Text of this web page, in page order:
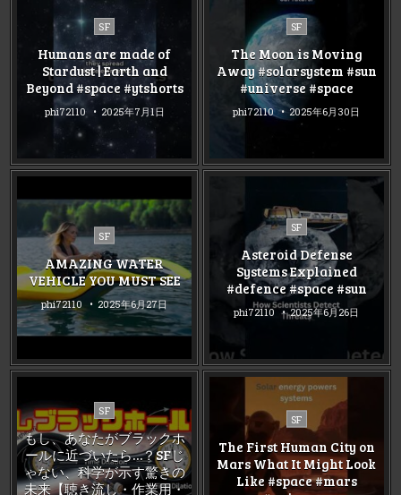
Posted
in
SF
Humans are made of
Stardust | Earth and
Beyond #space #ytshorts
phi72110 2025年7月1日
Posted
in
SF
The Moon is Moving
Away #solarsystem #sun
#universe #space
phi72110 2025年6月30日
Posted
in
SF
AMAZING WATER
VEHICLE YOU MUST SEE
phi72110 2025年6月27日
Posted
in
SF
Asteroid Defense
Systems Explained
#defence #space #sun
phi72110 2025年6月26日
Posted
in
SF
もし、あなたがブラックホ
ールに近づいたら…？SFじ
ゃない、科学が示す驚きの
未来【聴き流し・作業用・
Posted
SF
The First Human City on
Mars What It Might Look
Like #space #mars